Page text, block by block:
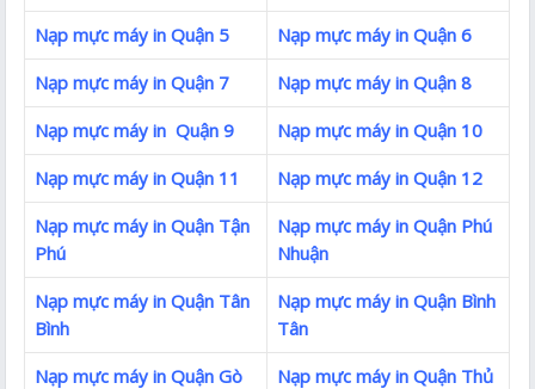
Nạp mực máy in Quận 5
Nạp mực máy in Quận 6
Nạp mực máy in Quận 7
Nạp mực máy in Quận 8
Nạp mực máy in Quận 9
Nạp mực máy in Quận 10
Nạp mực máy in Quận 11
Nạp mực máy in Quận 12
Nạp mực máy in Quận Tận
Phú
Nạp mực máy in Quận Phú
Nhuận
Nạp mực máy in Quận Tân
Bình
Nạp mực máy in Quận Bình
Tân
Nạp mực máy in Quận Gò
Nạp mực máy in Quận Thủ